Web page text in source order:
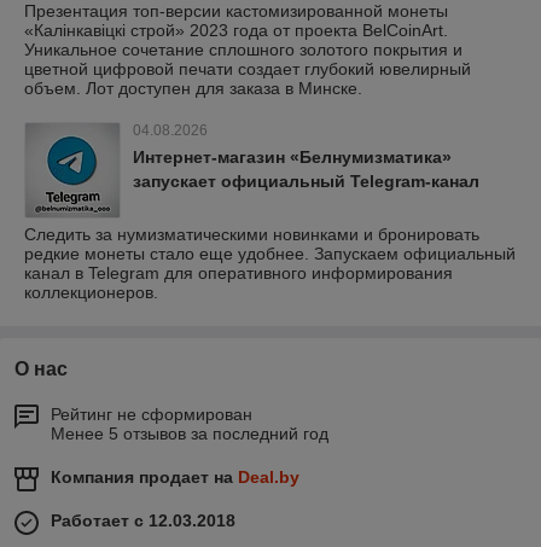
Презентация топ-версии кастомизированной монеты
«Калінкавіцкі строй» 2023 года от проекта BelCoinArt.
Уникальное сочетание сплошного золотого покрытия и
цветной цифровой печати создает глубокий ювелирный
объем. Лот доступен для заказа в Минске.
04.08.2026
Интернет-магазин «Белнумизматика»
запускает официальный Telegram-канал
Следить за нумизматическими новинками и бронировать
редкие монеты стало еще удобнее. Запускаем официальный
канал в Telegram для оперативного информирования
коллекционеров.
О нас
Рейтинг не сформирован
Менее 5 отзывов за последний год
Компания продает на Deal.by
Работает с 12.03.2018